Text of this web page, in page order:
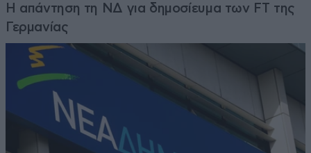
Η απάντηση τη ΝΔ για δημοσίευμα των FT της
Γερμανίας